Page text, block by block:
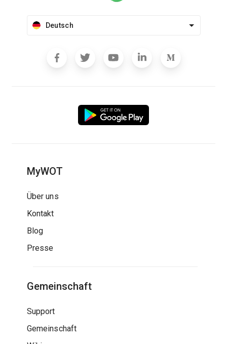
Deutsch
MyWOT
Über uns
Kontakt
Blog
Presse
Gemeinschaft
Support
Gemeinschaft